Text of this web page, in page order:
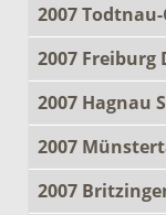
2007
2007
2007 Hagnau
2007
2007